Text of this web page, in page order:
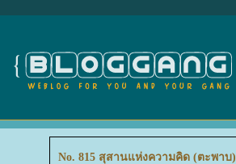
No. 815 สุสานแห่งความคิด (ตะพาบ)